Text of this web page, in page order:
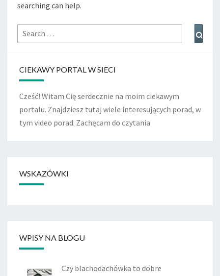
searching can help.
Search
for:
CIEKAWY PORTAL W SIECI
Cześć! Witam Cię serdecznie na moim ciekawym
portalu. Znajdziesz tutaj wiele interesujących porad, w
tym video porad. Zachęcam do czytania
WSKAZÓWKI
WPISY NA BLOGU
Czy blachodachówka to dobre